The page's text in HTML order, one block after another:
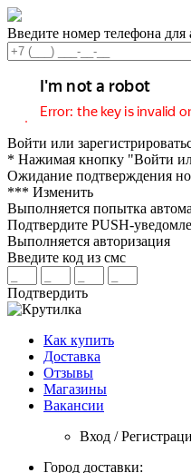
Введите номер телефона для
Войти или
* Нажимая кнопку "Войти
Ожидание подтверждения
*** Изменить
Выполняется попытка
Подтвердите PUSH-
Выполняется авторизация
Введите код из смс
Подтвердить
Как купить
Доставка
Отзывы
Магазины
Вакансии
Вход /
Город доставки: